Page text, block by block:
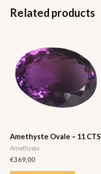
Related products
Amethyste Ovale – 11 CTS
Amethyste
€369,00